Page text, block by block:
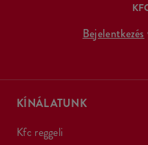
Bejelentkezés
KÍNÁLATUNK
kfc reggeli